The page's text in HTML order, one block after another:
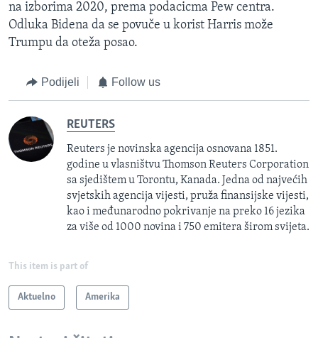
na izborima 2020, prema podacicma Pew centra.
Odluka Bidena da se povuče u korist Harris može
Trumpu da oteža posao.
Podijeli Follow us
REUTERS
Reuters je novinska agencija osnovana 1851.
godine u vlasništvu Thomson Reuters Corporation
sa sjedištem u Torontu, Kanada. Jedna od najvećih
svjetskih agencija vijesti, pruža finansijske vijesti,
kao i međunarodno pokrivanje na preko 16 jezika
za više od 1000 novina i 750 emitera širom svijeta.
This item is part of
Aktuelno Amerika